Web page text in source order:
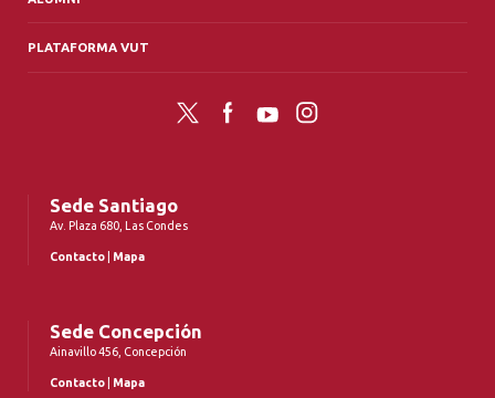
PLATAFORMA VUT
Twitter FacebookYouTubeInstagram
Sede Santiago
Av. Plaza 680, Las Condes
Contacto Mapa
Sede Concepción
Ainavillo 456, Concepción
Contacto Mapa